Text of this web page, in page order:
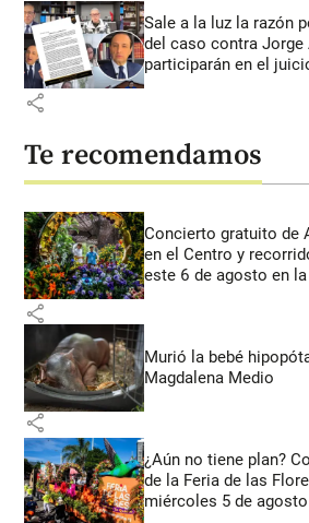
Sale a la luz la razón
del caso contra Jorge
participarán en el
share
Te recomendamos
Concierto gratuito de
en el Centro y
este 6 de agosto en
share
Murió la bebé
Magdalena Medio
share
¿Aún no tiene plan?
de la Feria de las
miércoles 5 de agosto